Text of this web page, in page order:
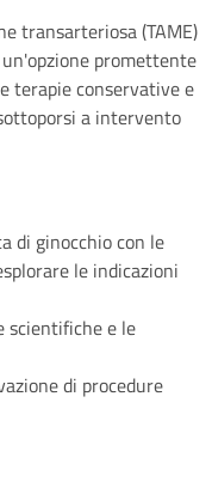
transarteriosa (TAME)
promettente
terapie conservative e
a intervento
di ginocchio con le
le indicazioni
scientifiche e le
di procedure